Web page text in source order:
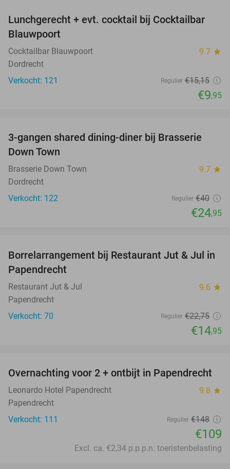
34%
Lunchgerecht + evt. cocktail bij Cocktailbar
Blauwpoort
Cocktailbar Blauwpoort 9.7 star
Dordrecht
Verkocht: 121
Regulier €15,15
€9,95
38%
3-gangen shared dining-diner bij Brasserie
Down Town
Brasserie Down Town 9.7 star
Dordrecht
Verkocht: 122
Regulier €40
€24,95
34%
Borrelarrangement bij Restaurant Jut & Jul in
Papendrecht
Restaurant Jut & Jul 9.6 star
Papendrecht
Verkocht: 70
Regulier €22,75
€14,95
26%
Overnachting voor 2 + ontbijt in Papendrecht
Leonardo Hotel Papendrecht 9.8 star
Papendrecht
Verkocht: 111
Regulier €148
€109
Excl. ca. €2,34 p.p.p.n. toeristenbelasting